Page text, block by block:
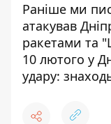
Раніше ми
атакував
ракетами та
10 лютого у
удару: